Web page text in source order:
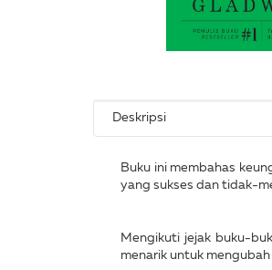
Deskripsi
Buku ini membahas
yang sukses dan tidak-
Mengikuti jejak buku-
menarik untuk